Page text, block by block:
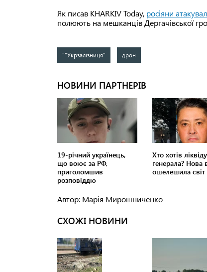
Як писав KHARKIV Today, росіяни
полюють на мешканців Дергачівської
""Укрзалізниця" дрон
Автор: Марія Мирошниченко
СХОЖІ НОВИНИ